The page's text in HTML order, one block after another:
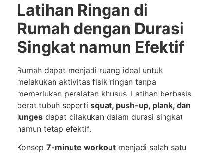
Latihan Ringan di
Rumah dengan Durasi
Singkat namun Efektif
Rumah dapat menjadi ruang ideal untuk
melakukan aktivitas fisik ringan tanpa
memerlukan peralatan khusus. Latihan berbasis
berat tubuh seperti squat, push-up, plank, dan
lunges dapat dilakukan dalam durasi singkat
namun tetap efektif.
Konsep 7-minute workout menjadi salah satu